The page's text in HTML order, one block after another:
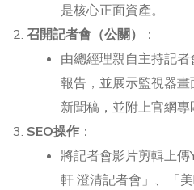
是核心正面資產。
召開記者會（公關）
：
由總經理親自主持記
報告，並展示監視器
新聞稿，並附上官網專
SEO操作 ：
將記者會影片剪輯上
軒 澄清記者會」、「美